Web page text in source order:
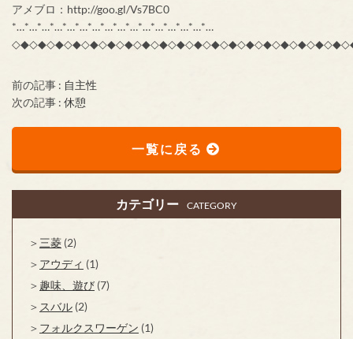
アメブロ：http://goo.gl/Vs7BC0
*…*…*…*…*…*…*…*…*…*…*…*…*…*…*…*…
前の記事 : 自主性
次の記事 : 休憩
一覧に戻る
カテゴリー CATEGORY
三菱 (2)
アウディ (1)
趣味、遊び (7)
スバル (2)
フォルクスワーゲン (1)